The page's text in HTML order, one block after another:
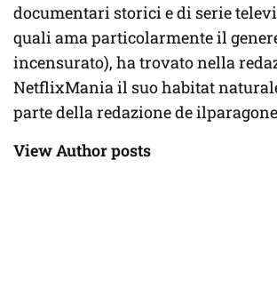
documentari storici e di serie
quali ama particolarmente il
incensurato), ha trovato nella
NetflixMania il suo habitat
parte della redazione de
View Author posts